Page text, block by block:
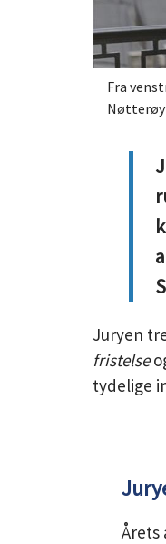
Fra
Nøtterøy
Juryen
fristelse
tydelige
Årets